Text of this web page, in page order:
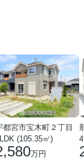
都宮市宝木町２丁目
(105.35㎡)
万円